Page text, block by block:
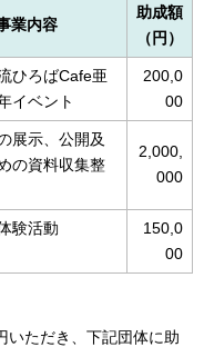
業内容
助成額
（円）
ひろばCafe亜
イベント
200,0
00
展示、公開及
の資料収集整
2,000,
000
験活動
150,0
00
いただき、下記団体に助